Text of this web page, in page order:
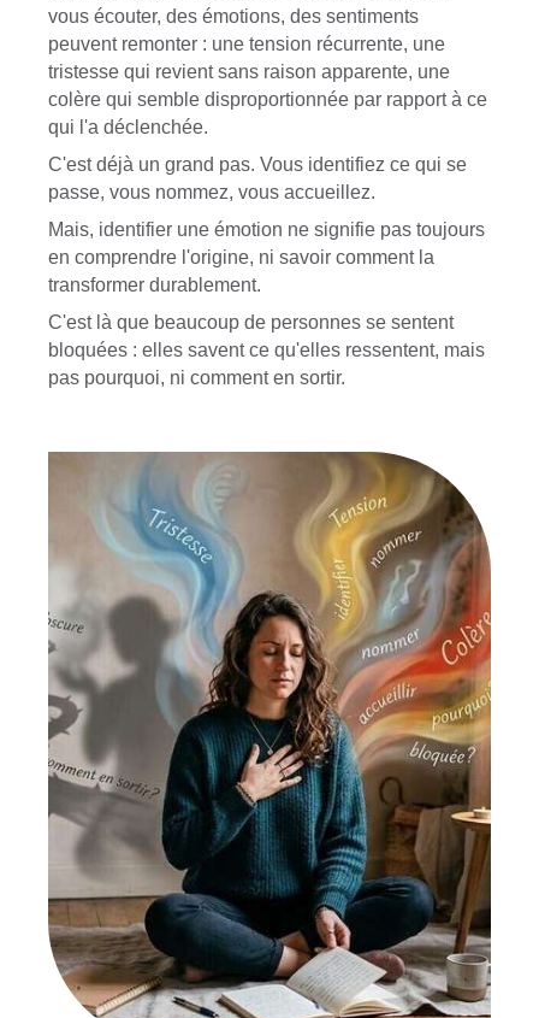
vous écouter, des émotions, des sentiments
peuvent remonter : une tension récurrente, une
tristesse qui revient sans raison apparente, une
colère qui semble disproportionnée par rapport à ce
qui l'a déclenchée.
C'est déjà un grand pas. Vous identifiez ce qui se
passe, vous nommez, vous accueillez.
Mais, identifier une émotion ne signifie pas toujours
en comprendre l'origine, ni savoir comment la
transformer durablement.
C'est là que beaucoup de personnes se sentent
bloquées : elles savent ce qu'elles ressentent, mais
pas pourquoi, ni comment en sortir.